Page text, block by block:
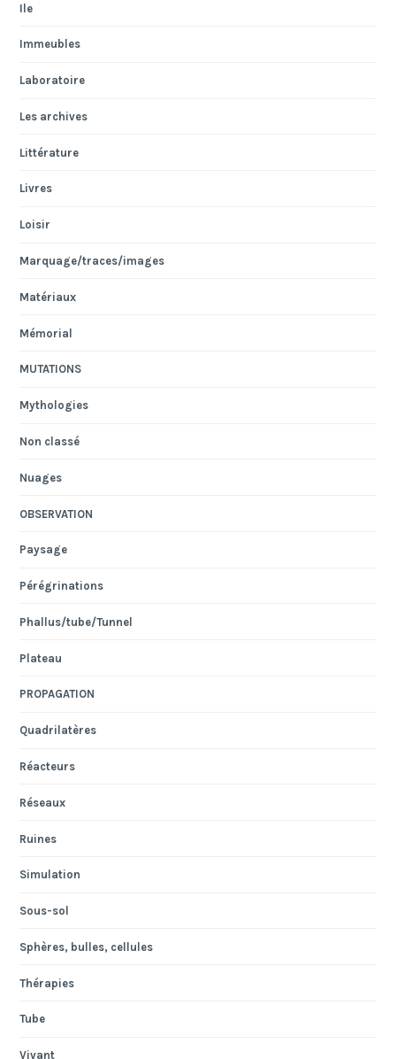
Ile
Immeubles
Laboratoire
Les archives
Littérature
Livres
Loisir
Marquage/traces/images
Matériaux
Mémorial
MUTATIONS
Mythologies
Non classé
Nuages
OBSERVATION
Paysage
Pérégrinations
Phallus/tube/Tunnel
Plateau
PROPAGATION
Quadrilatères
Réacteurs
Réseaux
Ruines
Simulation
Sous-sol
Sphères, bulles, cellules
Thérapies
Tube
Vivant